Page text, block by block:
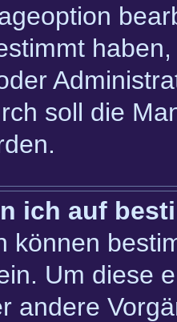
soll die
ich auf
können
Um diese
andere